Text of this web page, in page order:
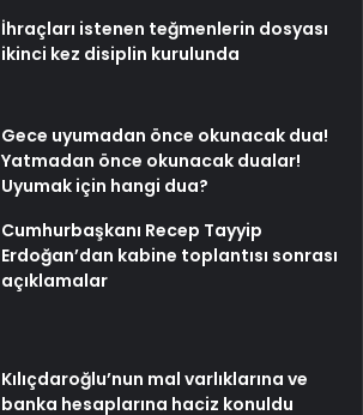
İhraçları istenen teğmenlerin dosyası
ikinci kez disiplin kurulunda
Gece uyumadan önce okunacak dua!
Yatmadan önce okunacak dualar!
Uyumak için hangi dua?
Cumhurbaşkanı Recep Tayyip
Erdoğan’dan kabine toplantısı sonrası
açıklamalar
Kılıçdaroğlu’nun mal varlıklarına ve
banka hesaplarına haciz konuldu